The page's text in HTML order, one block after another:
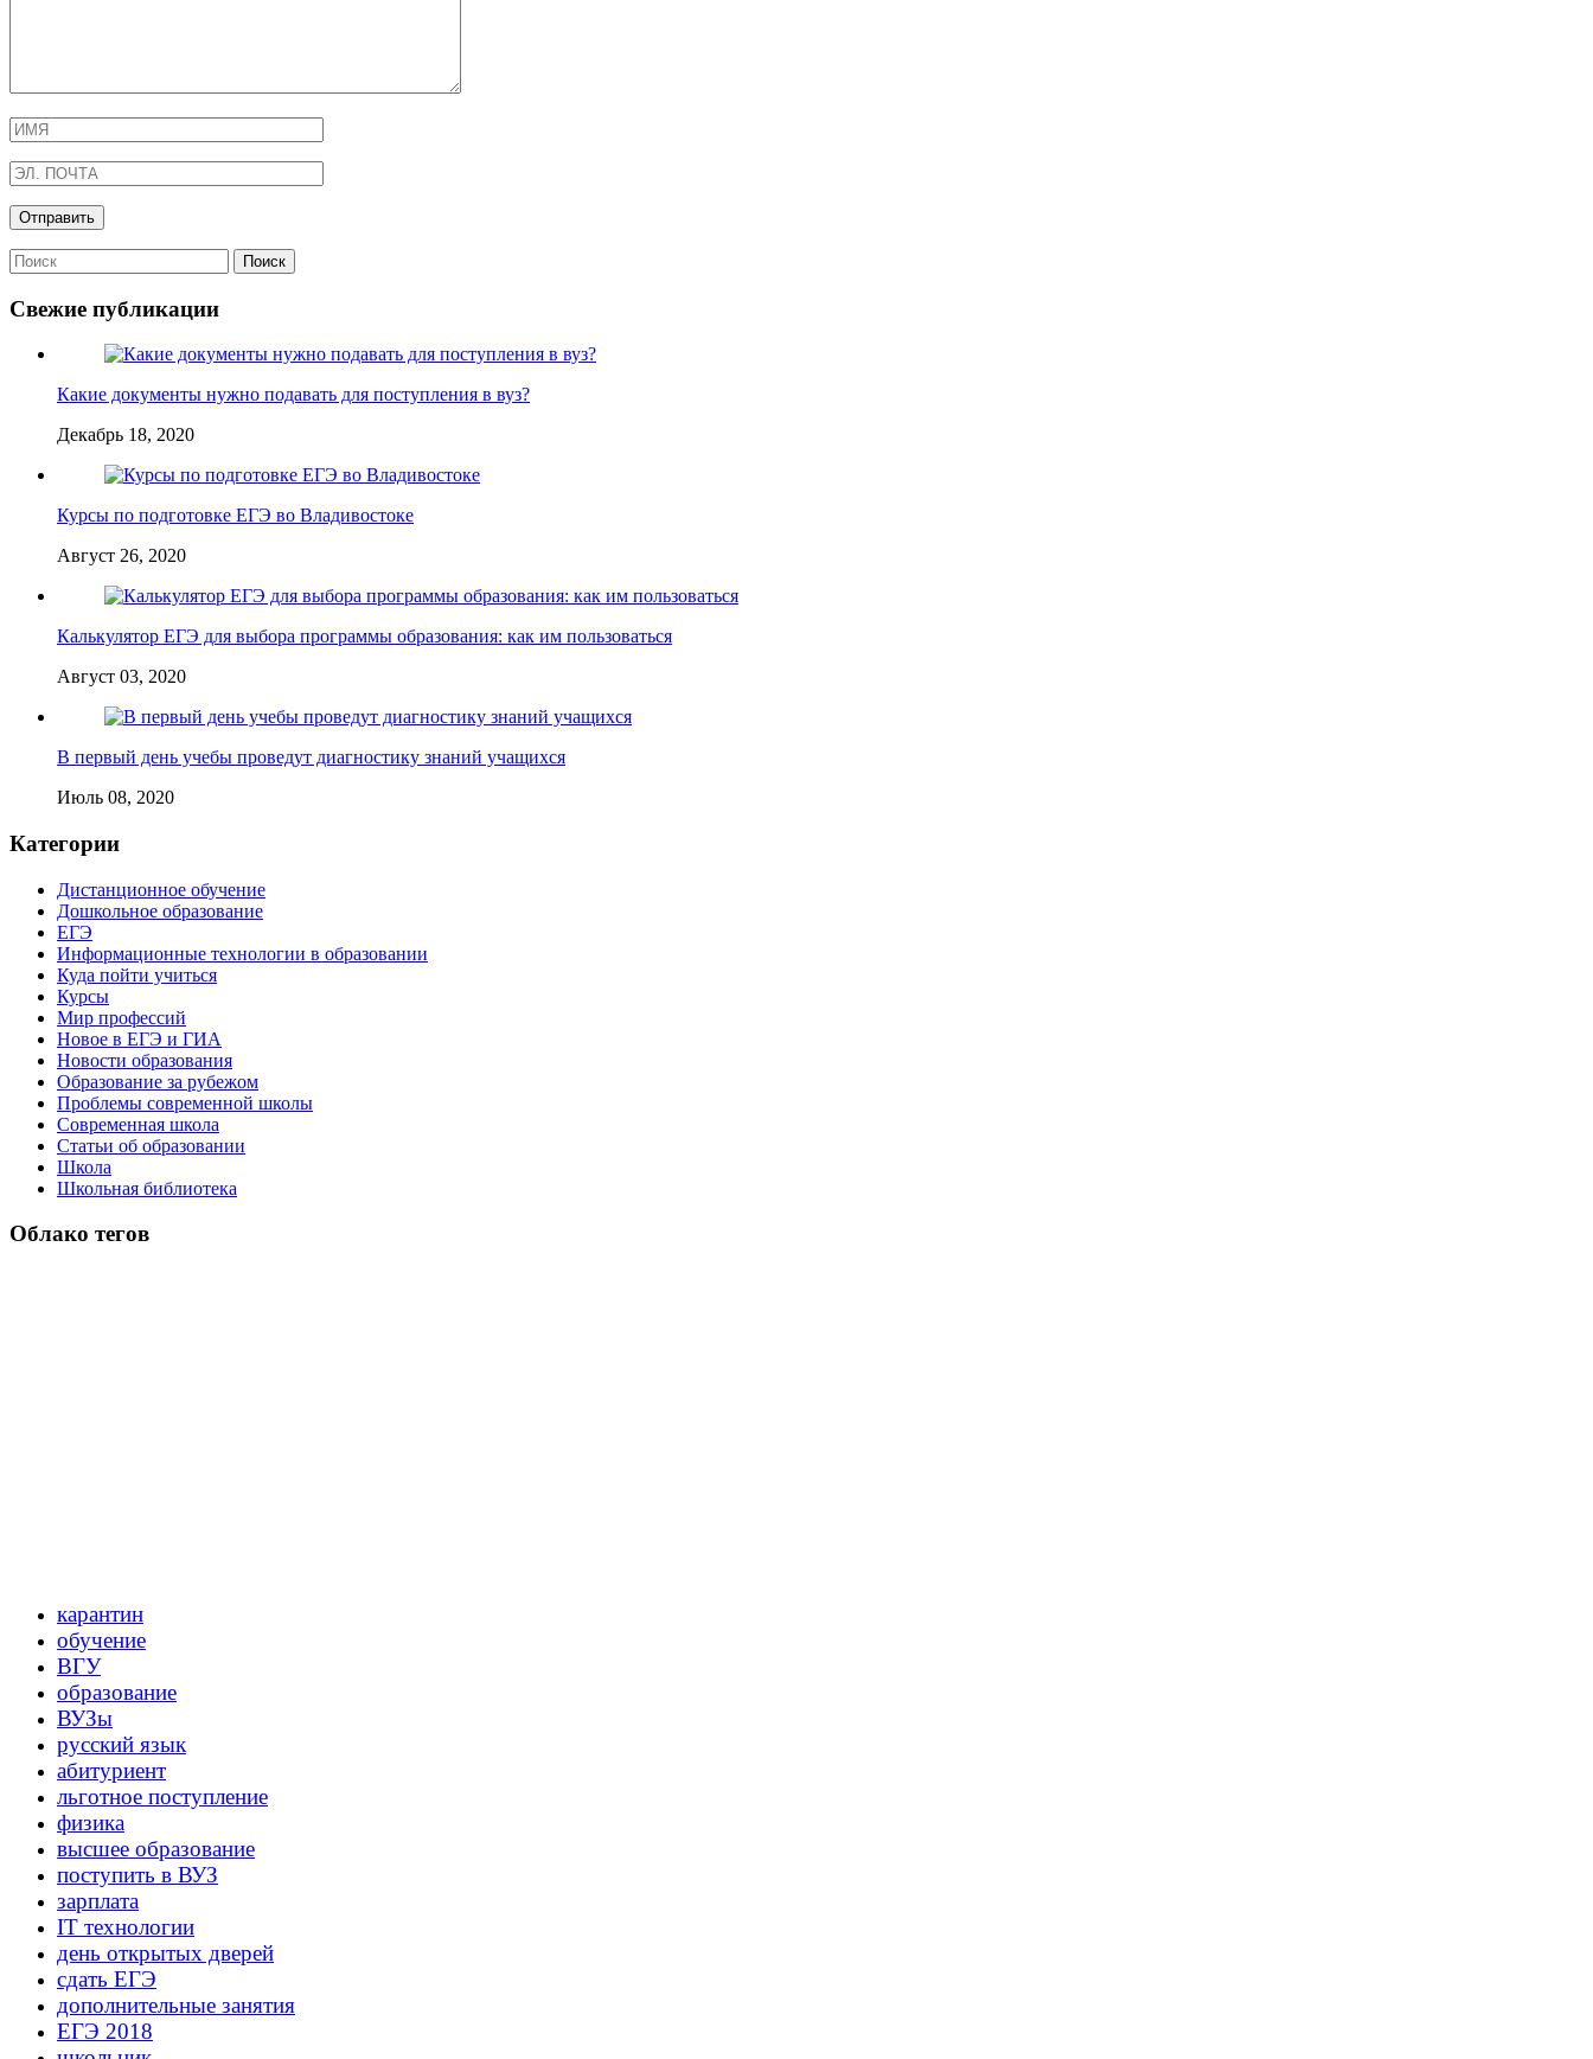
Свежие публикации
Какие документы нужно подавать для поступления в вуз?
Декабрь 18, 2020
Курсы по подготовке ЕГЭ во Владивостоке
Август 26, 2020
Калькулятор ЕГЭ для выбора программы образования: как им пользоваться
Август 03, 2020
В первый день учебы проведут диагностику знаний учащихся
Июль 08, 2020
Категории
Дистанционное обучение
Дошкольное образование
ЕГЭ
Информационные технологии в образовании
Куда пойти учиться
Курсы
Мир профессий
Новое в ЕГЭ и ГИА
Новости образования
Образование за рубежом
Проблемы современной школы
Современная школа
Статьи об образовании
Школа
Школьная библиотека
Облако тегов
карантин
обучение
ВГУ
образование
ВУЗы
русский язык
абитуриент
льготное поступление
физика
высшее образование
поступить в ВУЗ
зарплата
IT технологии
день открытых дверей
сдать ЕГЭ
дополнительные занятия
ЕГЭ 2018